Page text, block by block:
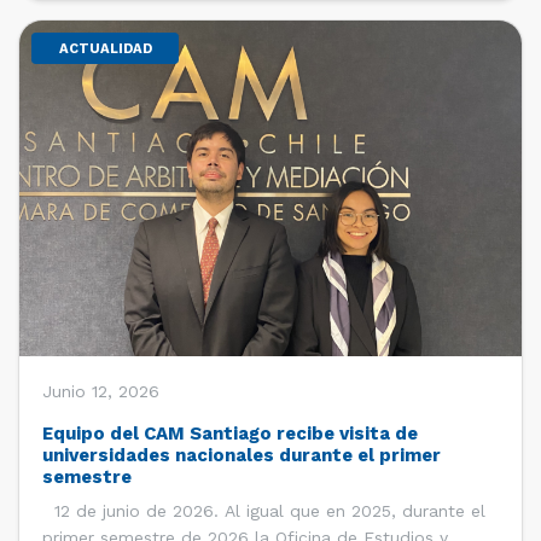
ACTUALIDAD
Junio 12, 2026
Equipo del CAM Santiago recibe visita de
universidades nacionales durante el primer
semestre
12 de junio de 2026. Al igual que en 2025, durante el